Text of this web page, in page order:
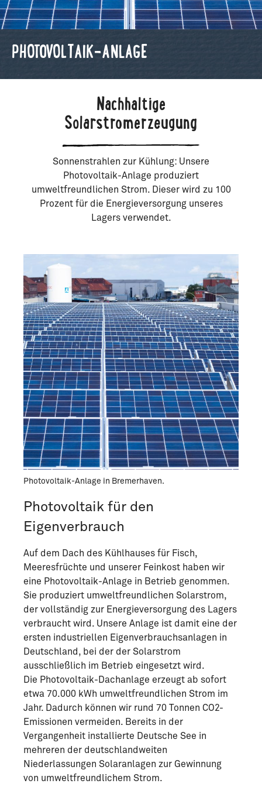
PHOTOVOLTAIK-ANLAGE
Nachhaltige
Solarstromerzeugung
Sonnenstrahlen zur Kühlung: Unsere
Photovoltaik-Anlage produziert
umweltfreundlichen Strom. Dieser wird zu 100
Prozent für die Energieversorgung unseres
Lagers verwendet.
Photovoltaik-Anlage in Bremerhaven.
Photovoltaik für den
Eigenverbrauch
Auf dem Dach des Kühlhauses für Fisch,
Meeresfrüchte und unserer Feinkost haben wir
eine Photovoltaik-Anlage in Betrieb genommen.
Sie produziert umweltfreundlichen Solarstrom,
der vollständig zur Energieversorgung des Lagers
verbraucht wird. Unsere Anlage ist damit eine der
ersten industriellen Eigenverbrauchsanlagen in
Deutschland, bei der der Solarstrom
ausschließlich im Betrieb eingesetzt wird.
Die Photovoltaik-Dachanlage erzeugt ab sofort
etwa 70.000 kWh umweltfreundlichen Strom im
Jahr. Dadurch können wir rund 70 Tonnen CO2-
Emissionen vermeiden. Bereits in der
Vergangenheit installierte Deutsche See in
mehreren der deutschlandweiten
Niederlassungen Solaranlagen zur Gewinnung
von umweltfreundlichem Strom.